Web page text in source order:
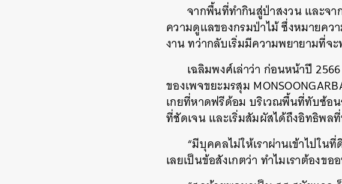
จากพื้นที่ทำกินสู่ป่าสงวน และจ
ความดูแลของกรมป่าไม้ ซึ่งหมายคว
งาน ทว่ากลับเริ่มมีความพยายามที่จ
เฉลิมพงศ์เล่าว่า ก่อนหน้าปี
ของเพจขยะมรสุม
เกยที่หาดฟรีด้อม บริเวณพื้นที่ทับซ้อ
ที่ชัดเจน และเริ่มสัมผัสได้ถึงอิทธิพล
“มีบุคคลไม่ให้เราผ่านเข้าไปใน
เลยเป็นข้อสังเกตว่า ทำไมเราต้อง